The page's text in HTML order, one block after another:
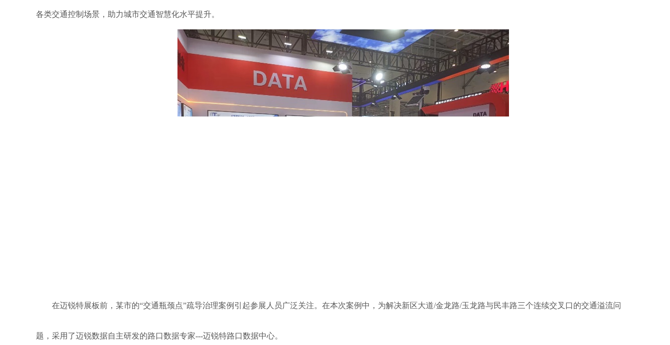
各类交通控制场景，助力城市交通智慧化水平提升。
在迈锐特展板前，某市的“交通瓶颈点”疏导治理案例引起参展人员广泛关注。在本次案例中，为解决新区大道/金龙路/玉龙路与民丰路三个连续交叉口的交通溢流问
题，采用了迈锐数据自主研发的路口数据专家---迈锐特路口数据中心。